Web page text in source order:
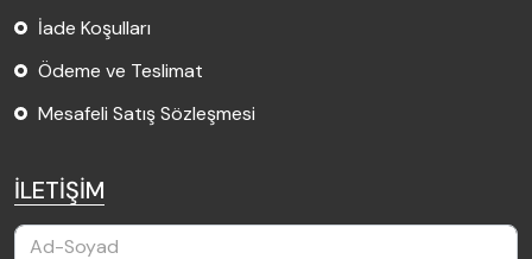
İade Koşulları
Ödeme ve Teslimat
Mesafeli Satış Sözleşmesi
İLETİŞİM